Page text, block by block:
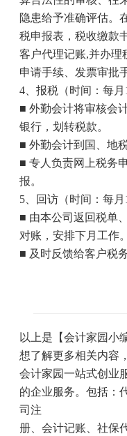
隐患给予准确评估。
税申报表，税收缴款
客户代理记账,并办理
申请手续、发票审批
4 、报税（时间：每月
■ 外勤会计将审核会
银行，划转税款。
■ 外勤会计到国、地
■ 专人负责网上税务
报。
5 、回访（时间：每月
■ 由本公司返回税单
对账，安排下月工作。
■ 及时反馈给客户税
以上是【会计家园小
想了解更多相关内容
会计家园一站式创业
的企业服务。包括：
司注
册、会计记账、社保